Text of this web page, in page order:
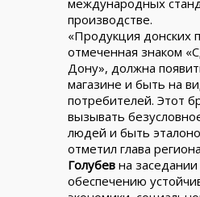
производстве.
«Продукция донских
отмеченная знаком
Дону», должна
магазине и быть на
потребителей. Этот
вызывать
людей и быть
отметил глава региона
Голубев на
обеспечению